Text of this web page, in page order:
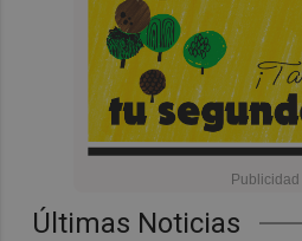
Últimas Noticias